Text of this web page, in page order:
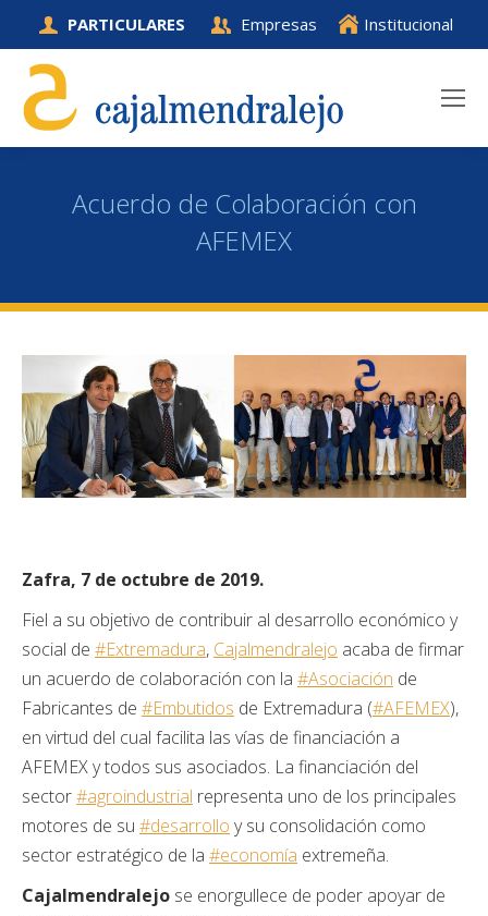
PARTICULARES Empresas Institucional
Acuerdo de Colaboración con
AFEMEX
Zafra, 7 de octubre de 2019.
Fiel a su objetivo de contribuir al desarrollo económico y
social de #Extremadura, Cajalmendralejo acaba de firmar
un acuerdo de colaboración con la #Asociación de
Fabricantes de #Embutidos de Extremadura (#AFEMEX),
en virtud del cual facilita las vías de financiación a
AFEMEX y todos sus asociados. La financiación del
sector#agroindustrial representa uno de los principales
motores de su #desarrollo y su consolidación como
sector estratégico de la #economía extremeña.
Cajalmendralejo se enorgullece de poder apoyar de